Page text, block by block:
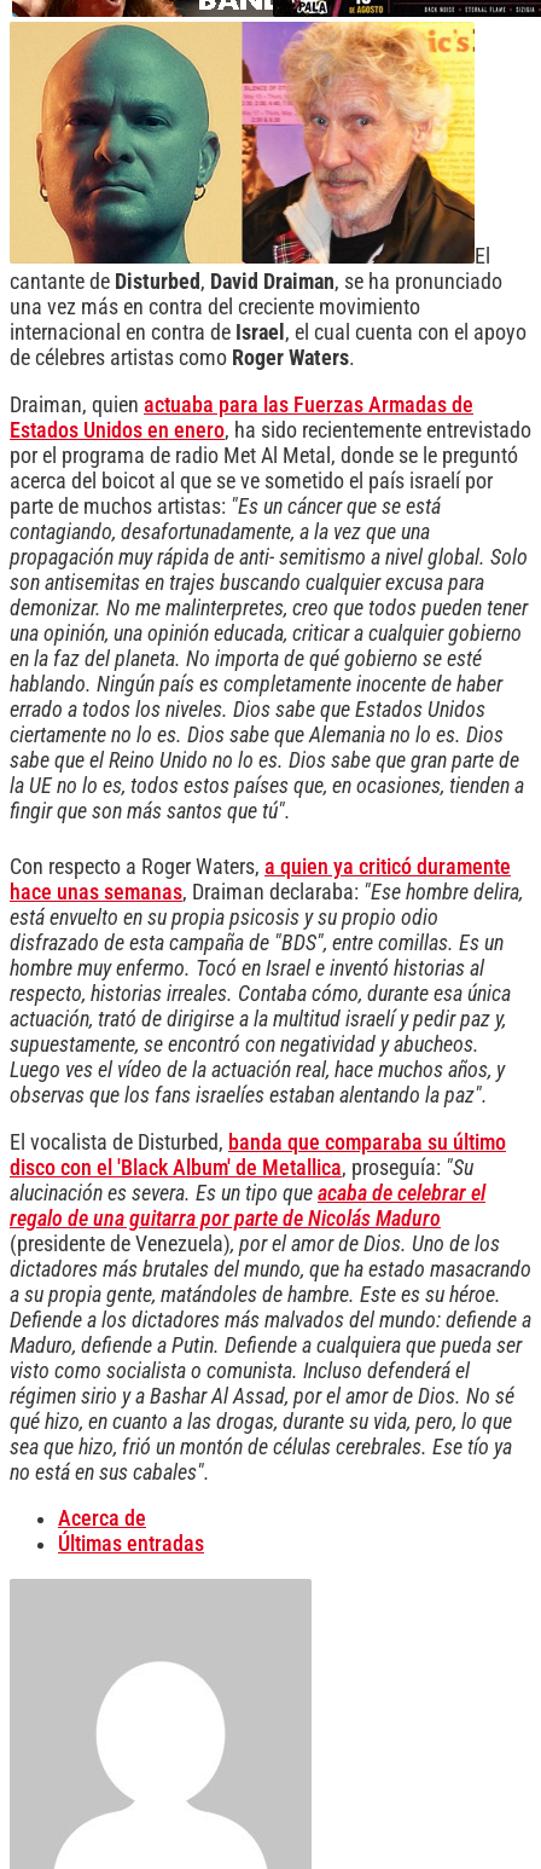
El
cantante de Disturbed , David Draiman, se ha pronunciado
una vez más en contra del creciente movimiento
internacional en contra de Israel , el cual cuenta con el apoyo
de célebres artistas como Roger Waters.
Draiman, quien actuaba para las Fuerzas Armadas de
Estados Unidos en enero, ha sido recientemente entrevistado
por el programa de radio Met Al Metal, donde se le preguntó
acerca del boicot al que se ve sometido el país israelí por
parte de muchos artistas: "Es un cáncer que se está
contagiando, desafortunadamente, a la vez que una
propagación muy rápida de anti- semitismo a nivel global. Solo
son antisemitas en trajes buscando cualquier excusa para
demonizar. No me malinterpretes, creo que todos pueden tener
una opinión, una opinión educada, criticar a cualquier gobierno
en la faz del planeta. No importa de qué gobierno se esté
hablando. Ningún país es completamente inocente de haber
errado a todos los niveles. Dios sabe que Estados Unidos
ciertamente no lo es. Dios sabe que Alemania no lo es. Dios
sabe que el Reino Unido no lo es. Dios sabe que gran parte de
la UE no lo es, todos estos países que, en ocasiones, tienden a
fingir que son más santos que tú".
Con respecto a Roger Waters, a quien ya criticó duramente
hace unas semanas, Draiman declaraba: "Ese hombre delira,
está envuelto en su propia psicosis y su propio odio
disfrazado de esta campaña de "BDS", entre comillas. Es un
hombre muy enfermo. Tocó en Israel e inventó historias al
respecto, historias irreales. Contaba cómo, durante esa única
actuación, trató de dirigirse a la multitud israelí y pedir paz y,
supuestamente, se encontró con negatividad y abucheos.
Luego ves el vídeo de la actuación real, hace muchos años, y
observas que los fans israelíes estaban alentando la paz".
El vocalista de Disturbed, banda que comparaba su último
disco con el 'Black Album' de Metallica, proseguía: "Su
alucinación es severa. Es un tipo que acaba de celebrar el
regalo de una guitarra por parte de Nicolás Maduro
(presidente de Venezuela), por el amor de Dios. Uno de los
dictadores más brutales del mundo, que ha estado masacrando
a su propia gente, matándoles de hambre. Este es su héroe.
Defiende a los dictadores más malvados del mundo: defiende a
Maduro, defiende a Putin. Defiende a cualquiera que pueda ser
visto como socialista o comunista. Incluso defenderá el
régimen sirio y a Bashar Al Assad, por el amor de Dios. No sé
qué hizo, en cuanto a las drogas, durante su vida, pero, lo que
sea que hizo, frió un montón de células cerebrales. Ese tío ya
no está en sus cabales".
Acerca de
Últimas entradas